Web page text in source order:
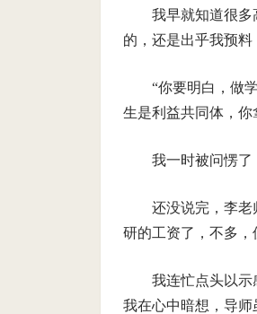
我早就知道很
的，还是出乎我预料
“你要明白，做
生是利益共同体，你
我一时被问愣
还没说完，李老
研的工资了，不多
我连忙点头以
我在心中暗想，导师